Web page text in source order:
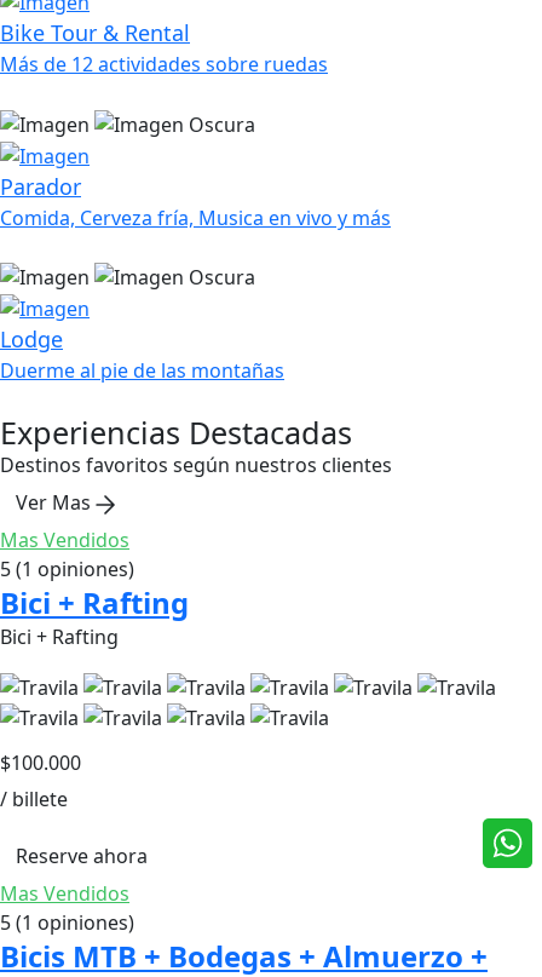
Bike Tour & Rental
Más de 12 actividades sobre ruedas
Parador
Comida, Cerveza fría, Musica en vivo y más
Lodge
Duerme al pie de las montañas
Experiencias Destacadas
Destinos favoritos según nuestros clientes
Ver Mas
Mas Vendidos
5(1 opiniones)
Bici + Rafting
Bici + Rafting
$100.000
/ billete
Reserve ahora
Mas Vendidos
5(1 opiniones)
Bicis MTB + Bodegas + Almuerzo +